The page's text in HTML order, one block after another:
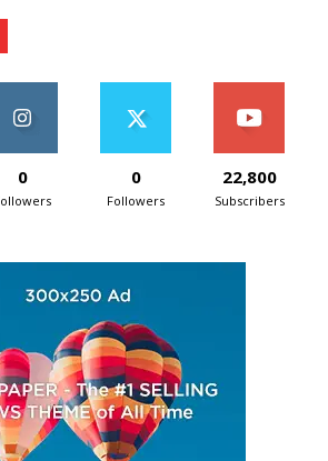
0 0
Followers
22,800
Subscribers